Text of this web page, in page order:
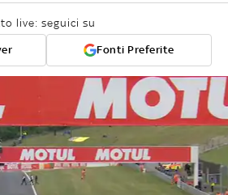
live: seguici su
Fonti Preferite